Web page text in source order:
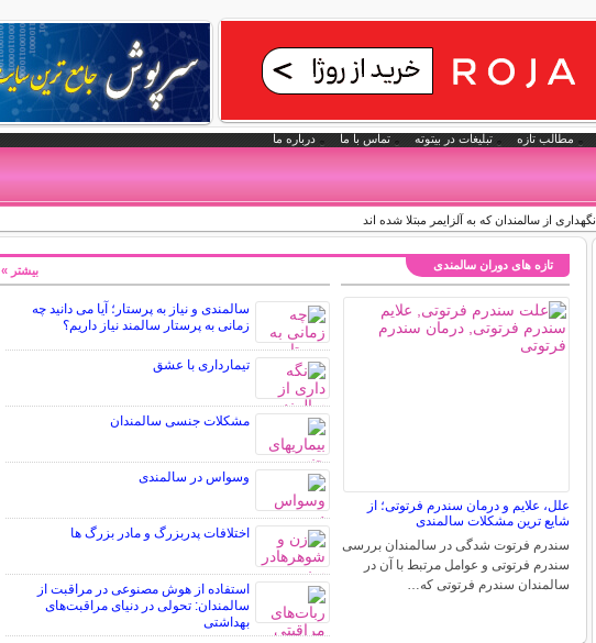
مطالب تازه تبلیغات در بیتوته تماس با ما درباره ما
نگهداری از سالمندان که به آلزایمر مبتلا شده اند
تازه های دوران سالمندی
علل، علایم و درمان سندرم فرتوتی؛ از
شایع ترین مشکلات سالمندی
سندرم فرتوت شدگی در سالمندان بررسی
سندرم فرتوتی و عوامل مرتبط با آن در
سالمندان سندرم فرتوتی که…
سالمندی و نیاز به پرستار؛ آیا می دانید چه
زمانی به پرستار سالمند نیاز داریم؟
تیمارداری با عشق
مشکلات جنسی سالمندان
وسواس در سالمندی
اختلافات پدربزرگ و مادر بزرگ ها
استفاده از هوش مصنوعی در مراقبت از
سالمندان: تحولی در دنیای مراقبت‌های
بهداشتی
بیشتر »